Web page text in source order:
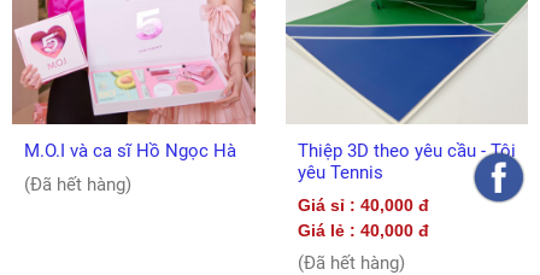
M.O.I và ca sĩ Hồ Ngọc Hà
(Đã hết hàng)
Thiệp 3D theo yêu cầu - Tôi
yêu Tennis
Giá sỉ : 40,000 đ
Giá lẻ : 40,000 đ
(Đã hết hàng)